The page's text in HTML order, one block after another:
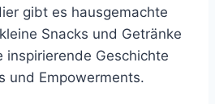
gibt es hausgemachte
Snacks und Getränke
inspirierende Geschichte
und Empowerments.